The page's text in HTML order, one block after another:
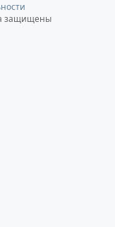
защищены